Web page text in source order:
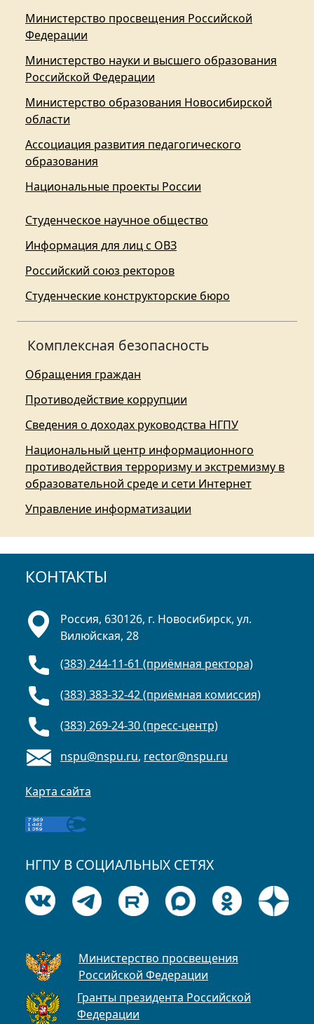
Министерство просвещения Российской
Федерации
Министерство науки и высшего образования
Российской Федерации
Министерство образования Новосибирской
области
Ассоциация развития педагогического
образования
Национальные проекты России
Студенческое научное общество
Информация для лиц с ОВЗ
Российский союз ректоров
Студенческие конструкторские бюро
Комплексная безопасность
Обращения граждан
Противодействие коррупции
Сведения о доходах руководства НГПУ
Национальный центр информационного
противодействия терроризму и экстремизму в
образовательной среде и сети Интернет
Управление информатизации
КОНТАКТЫ
Россия, 630126, г. Новосибирск, ул.
Вилюйская, 28
(383) 244-11-61 (приёмная ректора)
(383) 383-32-42 (приёмная комиссия)
(383) 269-24-30 (пресс-центр)
nspu@nspu.ru, rector@nspu.ru
Карта сайта
НГПУ В СОЦИАЛЬНЫХ СЕТЯХ
Министерство просвещения
Российской Федерации
Гранты президента Российской
Федерации